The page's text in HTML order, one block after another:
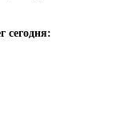
сегодня: